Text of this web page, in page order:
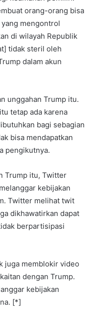
orang-orang bisa
mengontrol
di wilayah Republik
tidak steril oleh
dalam akun
unggahan Trump itu.
tetap ada karena
bagi sebagian
bisa mendapatkan
pengikutnya.
Trump itu, Twitter
kebijakan
Twitter melihat twit
dikhawatirkan dapat
berpartisipasi
juga memblokir video
dengan Trump.
kebijakan
[*]